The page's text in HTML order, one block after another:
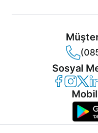
Sosyal
Casper
Casper